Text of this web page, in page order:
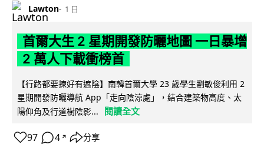
Lawton 1 日
首爾大生 2 星期開發防曬地圖 一日暴增
2 萬人下載衝榜首
【行路都要揀好有遮陰】南韓首爾大學 23 歲學生劉敏俊利用 2
星期開發防曬導航 App「走向陰涼處」，結合建築物高度、太
陽仰角及行道樹陰影...
閱讀全文
97 4 ↗ 分享